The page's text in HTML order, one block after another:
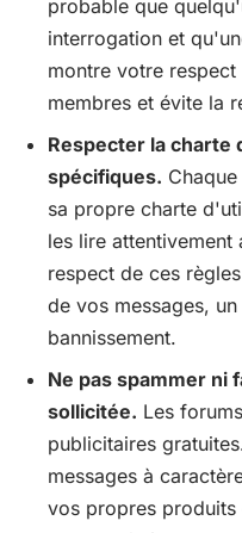
probable que
interrogation et
montre votre
membres et évite la
Respecter la charte
spécifiques.
sa propre charte
les lire
respect de ces
de vos messages,
bannissement.
Ne pas spammer ni
sollicitée. Les
publicitaires
messages à
vos propres produits